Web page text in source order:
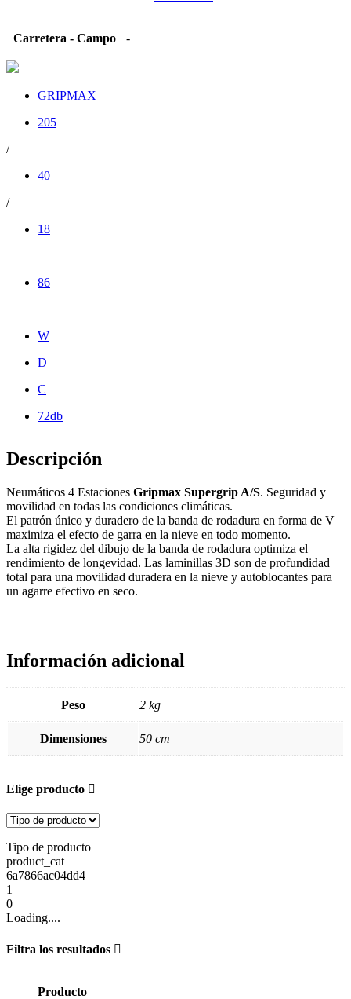
Carretera - Campo -
GRIPMAX
205
/
40
/
18
86
W
D
C
72db
Descripción
Neumáticos 4 Estaciones Gripmax Supergrip A/S. Seguridad y
movilidad en todas las condiciones climáticas.
El patrón único y duradero de la banda de rodadura en forma de V
maximiza el efecto de garra en la nieve en todo momento.
La alta rigidez del dibujo de la banda de rodadura optimiza el
rendimiento de longevidad. Las laminillas 3D son de profundidad
total para una movilidad duradera en la nieve y autoblocantes para
un agarre efectivo en seco.
Información adicional
Peso 2 kg
Dimensiones 50 cm
Elige producto
Tipo de producto
product_cat
6a7866ac04dd4
1
0
Loading....
Filtra los resultados
Producto